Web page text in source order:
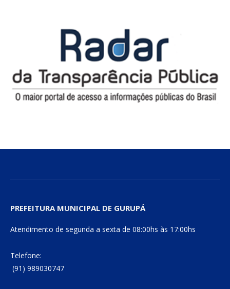
PREFEITURA MUNICIPAL DE GURUPÁ
Atendimento de segunda a sexta de 08:00hs às 17:00hs
Telefone:
(91) 989030747